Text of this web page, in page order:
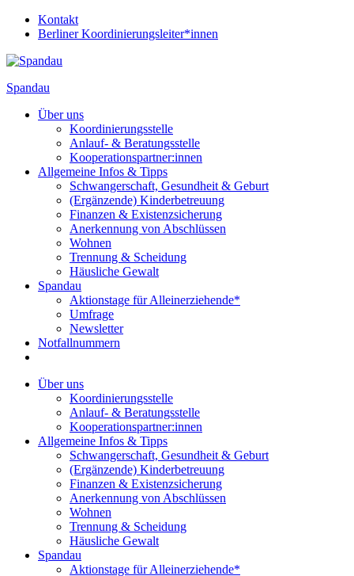
Kontakt
Berliner Koordinierungsleiter*innen
Spandau
Über uns
Koordinierungsstelle
Anlauf- & Beratungsstelle
Kooperationspartner:innen
Allgemeine Infos & Tipps
Schwangerschaft, Gesundheit & Geburt
(Ergänzende) Kinderbetreuung
Finanzen & Existenzsicherung
Anerkennung von Abschlüssen
Wohnen
Trennung & Scheidung
Häusliche Gewalt
Spandau
Aktionstage für Alleinerziehende*
Umfrage
Newsletter
Notfallnummern
Über uns
Koordinierungsstelle
Anlauf- & Beratungsstelle
Kooperationspartner:innen
Allgemeine Infos & Tipps
Schwangerschaft, Gesundheit & Geburt
(Ergänzende) Kinderbetreuung
Finanzen & Existenzsicherung
Anerkennung von Abschlüssen
Wohnen
Trennung & Scheidung
Häusliche Gewalt
Spandau
Aktionstage für Alleinerziehende*